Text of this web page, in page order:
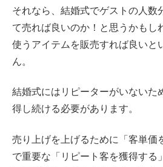
それなら、結婚式でゲストの人数
て売れば良いのか！と思うかもし
使うアイテムを販売すれば良いと
ん。
結婚式にはリピーターがいないた
得し続ける必要があります。
売り上げを上げるために「客単価
で重要な「リピート客を獲得する